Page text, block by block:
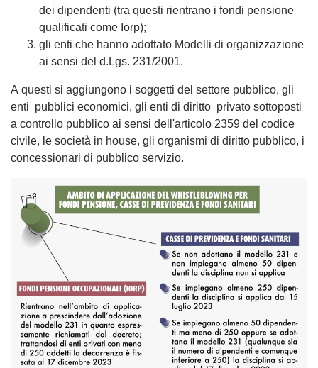
dei dipendenti (tra questi rientrano i fondi pensione
qualificati come Iorp);
gli enti che hanno adottato Modelli di organizzazione
ai sensi del d.Lgs. 231/2001.
A questi si aggiungono i soggetti del settore pubblico, gli
enti pubblici economici, gli enti di diritto privato sottoposti
a controllo pubblico ai sensi dell'articolo 2359 del codice
civile, le società in house, gli organismi di diritto pubblico, i
concessionari di pubblico servizio.